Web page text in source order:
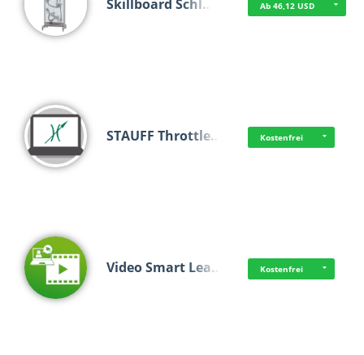
Skillboard Schl… Ab 46,12 USD
STAUFF Throttle… Kostenfrei
Video Smart Lea… Kostenfrei